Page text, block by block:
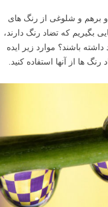
برهم و شلوغی از رنگ های
بگیریم که تضاد رنگ دارند،
باشند؟ موارد زیر ایده
ها از آنها استفاده کنید.